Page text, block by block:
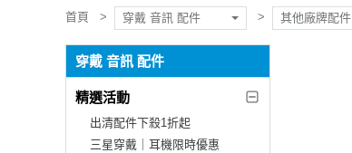
首頁 穿戴 音訊 配件 其他廠牌配件
穿戴 音訊 配件
精選活動
出清配件下殺1折起
三星穿戴｜耳機限時優惠